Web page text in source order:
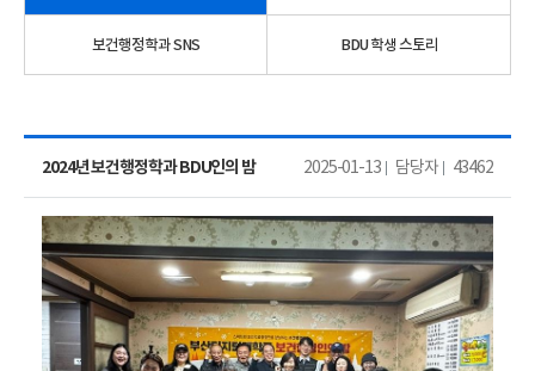
보건행정학과 SNS BDU 학생 스토리
2024년 보건행정학과 BDU인의 밤 2025-01-13 담당자 43462